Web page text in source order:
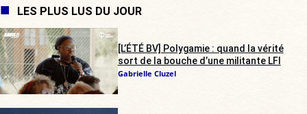
LES PLUS LUS DU JOUR
[L’ÉTÉ BV] Polygamie : quand la vérité
sort de la bouche d’une militante LFI
Gabrielle Cluzel